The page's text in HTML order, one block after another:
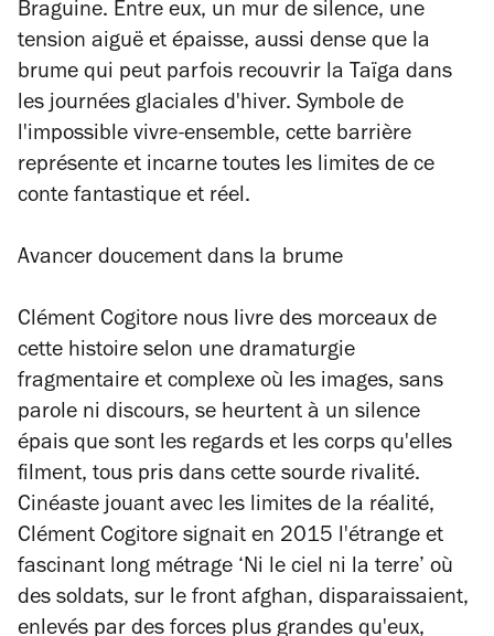
Braguine. Entre eux, un mur de silence, une
tension aiguë et épaisse, aussi dense que la
brume qui peut parfois recouvrir la Taïga dans
les journées glaciales d'hiver. Symbole de
l'impossible vivre-ensemble, cette barrière
représente et incarne toutes les limites de ce
conte fantastique et réel.
Avancer doucement dans la brume
Clément Cogitore nous livre des morceaux de
cette histoire selon une dramaturgie
fragmentaire et complexe où les images, sans
parole ni discours, se heurtent à un silence
épais que sont les regards et les corps qu'elles
filment, tous pris dans cette sourde rivalité.
Cinéaste jouant avec les limites de la réalité,
Clément Cogitore signait en 2015 l'étrange et
fascinant long métrage ‘Ni le ciel ni la terre’ où
des soldats, sur le front afghan, disparaissaient,
enlevés par des forces plus grandes qu'eux,